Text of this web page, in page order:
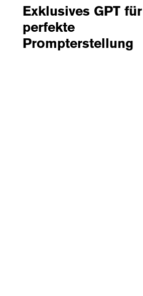
Exklusives GPT
perfekte
Prompterstellung